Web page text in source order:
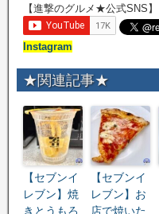
【進撃のグルメ★公式SNS】
Instagram
★関連記事★
【セブンイ
レブン】焼
きとうもろ
【セブンイ
レブン】お
店で焼いた